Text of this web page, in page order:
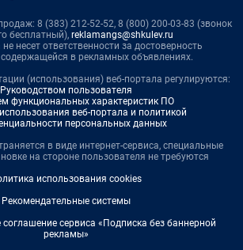
8 (383) 212-52-52, 8 (800) 200-03-83 (звонок
бесплатный), reklamangs@shkulev.ru
несет ответственности за достоверность
в рекламных объявлениях.
(использования) веб-портала регулируются:
Руководством пользователя
функциональных характеристик ПО
веб-портала и политикой
персональных данных
в виде интернет-сервиса, специальные
на стороне пользователя не требуются
использования cookies
Рекомендательные системы
сервиса «Подписка без баннерной
рекламы»